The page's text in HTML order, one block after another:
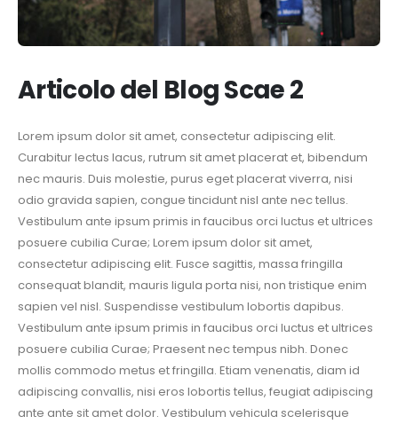
Articolo del Blog Scae 2
Lorem ipsum dolor sit amet, consectetur adipiscing elit.
Curabitur lectus lacus, rutrum sit amet placerat et, bibendum
nec mauris. Duis molestie, purus eget placerat viverra, nisi
odio gravida sapien, congue tincidunt nisl ante nec tellus.
Vestibulum ante ipsum primis in faucibus orci luctus et ultrices
posuere cubilia Curae; Lorem ipsum dolor sit amet,
consectetur adipiscing elit. Fusce sagittis, massa fringilla
consequat blandit, mauris ligula porta nisi, non tristique enim
sapien vel nisl. Suspendisse vestibulum lobortis dapibus.
Vestibulum ante ipsum primis in faucibus orci luctus et ultrices
posuere cubilia Curae; Praesent nec tempus nibh. Donec
mollis commodo metus et fringilla. Etiam venenatis, diam id
adipiscing convallis, nisi eros lobortis tellus, feugiat adipiscing
ante ante sit amet dolor. Vestibulum vehicula scelerisque